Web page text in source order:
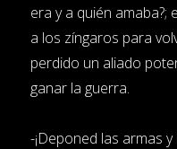
era y a quién amaba?;
a los zíngaros para
perdido un aliado
ganar la guerra.
-¡Deponed las armas